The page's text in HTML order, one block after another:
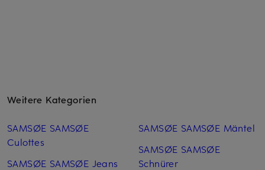
Weitere Kategorien
SAMSØE SAMSØE
Culottes
SAMSØE SAMSØE Jeans
SAMSØE SAMSØE Mäntel
SAMSØE SAMSØE
Schnürer